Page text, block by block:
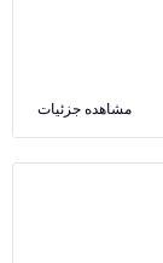
مشاهده جزئیات